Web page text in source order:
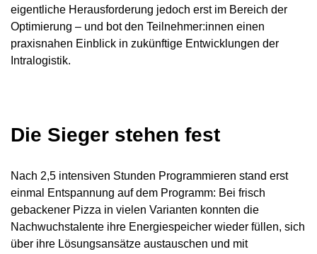
eigentliche Herausforderung jedoch erst im Bereich der
Optimierung – und bot den Teilnehmer:innen einen
praxisnahen Einblick in zukünftige Entwicklungen der
Intralogistik.
Die Sieger stehen fest
Nach 2,5 intensiven Stunden Programmieren stand erst
einmal Entspannung auf dem Programm: Bei frisch
gebackener Pizza in vielen Varianten konnten die
Nachwuchstalente ihre Energiespeicher wieder füllen, sich
über ihre Lösungsansätze austauschen und mit